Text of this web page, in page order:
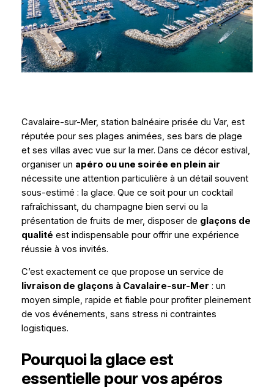
Cavalaire-sur-Mer, station balnéaire prisée du Var, est
réputée pour ses plages animées, ses bars de plage
et ses villas avec vue sur la mer. Dans ce décor estival,
organiser un apéro ou une soirée en plein air
nécessite une attention particulière à un détail souvent
sous-estimé : la glace. Que ce soit pour un cocktail
rafraîchissant, du champagne bien servi ou la
présentation de fruits de mer, disposer de glaçons de
qualité est indispensable pour offrir une expérience
réussie à vos invités.
C’est exactement ce que propose un service de
livraison de glaçons à Cavalaire-sur-Mer : un
moyen simple, rapide et fiable pour profiter pleinement
de vos événements, sans stress ni contraintes
logistiques.
Pourquoi la glace est
essentielle pour vos apéros